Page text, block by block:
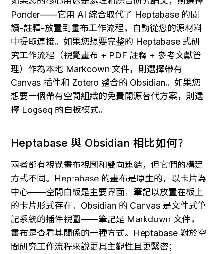
Ponder——它用 AI 綜合取代了 Heptabase 的閱
讀-註釋-放置到畫布工作流程，自動從您的源材料
中提取連接。如果您想要完整的 Heptabase 式研
究工作流程（視覺畫布 + PDF 註釋 + 參考文獻管
理）作為本地 Markdown 文件，則選擇帶有
Canvas 插件和 Zotero 整合的 Obsidian。如果您
想要一個帶有空間組織的免費開源替代方案，則選
擇 Logseq 的白板模式。
Heptabase 與 Obsidian 相比如何？
兩者都有視覺畫布視圖和雙向連結，但它們的構建
方式不同。Heptabase 的畫布是原生的，以卡片為
中心——空間白板是主要界面，筆記以放置在板上
的卡片形式存在。Obsidian 的 Canvas 是文件式筆
記系統的插件視圖——筆記是 Markdown 文件，
畫布是查看其關係的一種方式。Heptabase 對於空
間研究工作流程來說更具主觀性且更緊密；